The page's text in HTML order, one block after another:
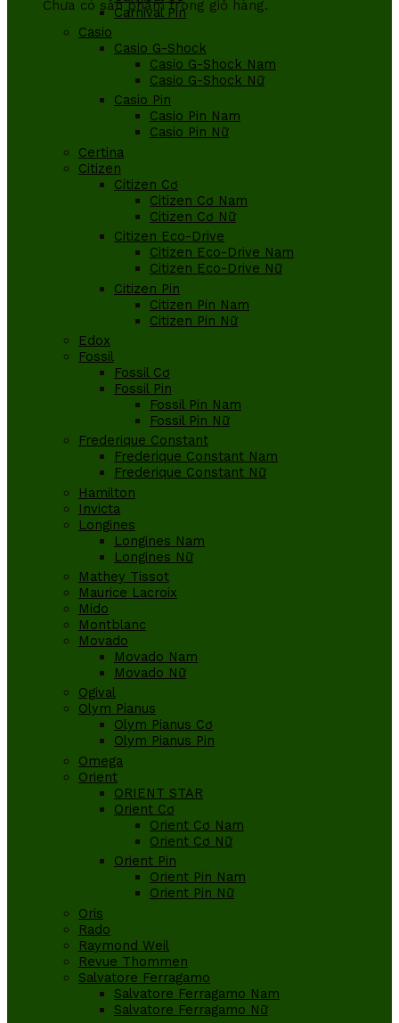
Chưa có sản phẩm trong giỏ hàng.
Carnival Pin
Casio
Casio G-Shock
Casio G-Shock Nam
Casio G-Shock Nữ
Casio Pin
Casio Pin Nam
Casio Pin Nữ
Certina
Citizen
Citizen Cơ
Citizen Cơ Nam
Citizen Cơ Nữ
Citizen Eco-Drive
Citizen Eco-Drive Nam
Citizen Eco-Drive Nữ
Citizen Pin
Citizen Pin Nam
Citizen Pin Nữ
Edox
Fossil
Fossil Cơ
Fossil Pin
Fossil Pin Nam
Fossil Pin Nữ
Frederique Constant
Frederique Constant Nam
Frederique Constant Nữ
Hamilton
Invicta
Longines
Longines Nam
Longines Nữ
Mathey Tissot
Maurice Lacroix
Mido
Montblanc
Movado
Movado Nam
Movado Nữ
Ogival
Olym Pianus
Olym Pianus Cơ
Olym Pianus Pin
Omega
Orient
ORIENT STAR
Orient Cơ
Orient Cơ Nam
Orient Cơ Nữ
Orient Pin
Orient Pin Nam
Orient Pin Nữ
Oris
Rado
Raymond Weil
Revue Thommen
Salvatore Ferragamo
Salvatore Ferragamo Nam
Salvatore Ferragamo Nữ